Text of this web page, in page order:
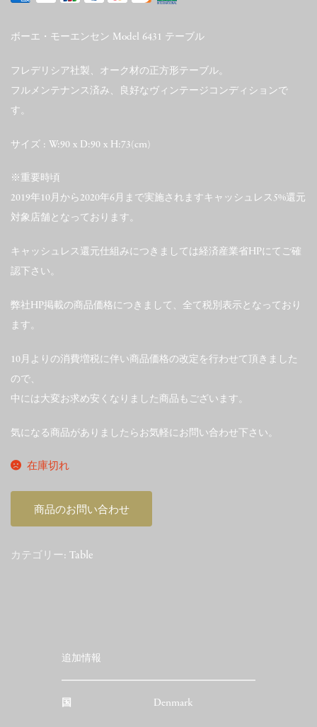
ボーエ・モーエンセン Model 6431 テーブル
フレデリシア社製、オーク材の正方形テーブル。
フルメンテナンス済み、良好なヴィンテージコンディションで
す。
サイズ : W:90 x D:90 x H:73(cm)
※重要時頃
2019年10月から2020年6月まで実施されますキャッシュレス5%還元
対象店舗となっております。
キャッシュレス還元仕組みにつきましては経済産業省HPにてご確
認下さい。
弊社HP掲載の商品価格につきまして、全て税別表示となっており
ます。
10月よりの消費増税に伴い商品価格の改定を行わせて頂きました
ので、
中には大変お求め安くなりました商品もございます。
気になる商品がありましたらお気軽にお問い合わせ下さい。
在庫切れ
商品のお問い合わせ
カテゴリー: Table
追加情報
国 Denmark